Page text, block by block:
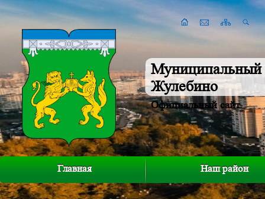
Муниципальный
Жулебино
Официальный сайт
Главная Наш район